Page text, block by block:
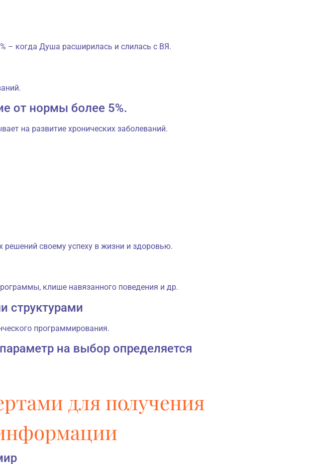
– когда Душа расширилась и слилась с ВЯ.
от нормы более 5%.
на развитие хронических заболеваний.
решений своему успеху в жизни и здоровью.
клише навязанного поведения и др.
структурами
программирования.
на выбор определяется
для получения